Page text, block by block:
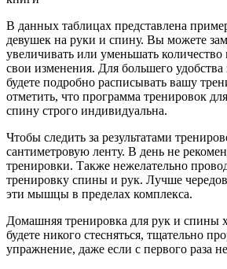
В данных таблицах представлена
девушек на руки и спину. Вы можете
увеличивать или уменьшать
свои изменения. Для большего удобства
будете подробно расписывать вашу
отметить, что программа тренировок
спину строго индивидуальна.
Чтобы следить за результатами
сантиметровую ленту. В день не
тренировки. Также нежелательно
тренировку спины и рук. Лучше
эти мышцы в пределах комплекса.
Домашняя тренировка для рук и спины
будете никого стесняться, тщательно
упражнение, даже если с первого раза